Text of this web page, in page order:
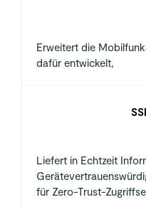
Erweitert die
dafür entwickelt,
Liefert in Echtzeit
für Zero-Trust-